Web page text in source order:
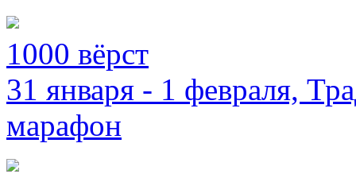
1000 вёрст
31 января - 1 февраля,
марафон